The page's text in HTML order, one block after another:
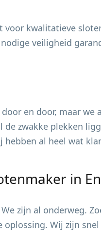
voor kwalitatieve
veiligheid
en door, maar
zwakke plekken
hebben al heel wat
in
zijn al onderweg.
Wij zijn